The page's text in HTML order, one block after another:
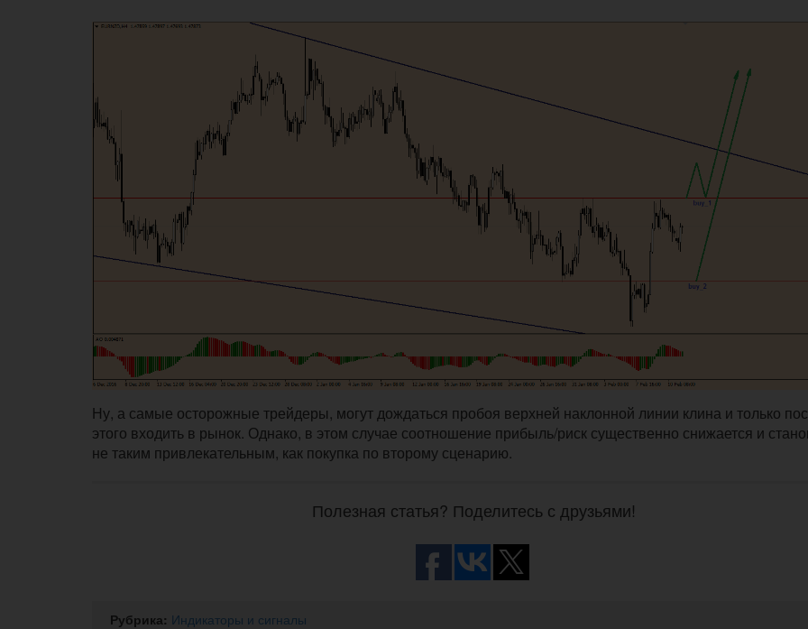
Ну, а самые осторожные трейдеры, могут дождаться пробоя верхней наклонной линии клина и только
этого входить в рынок. Однако, в этом случае соотношение прибыль/риск существенно снижается и
не таким привлекательным, как покупка по второму сценарию.
Полезная статья? Поделитесь с друзьями!
Рубрика: Индикаторы и сигналы